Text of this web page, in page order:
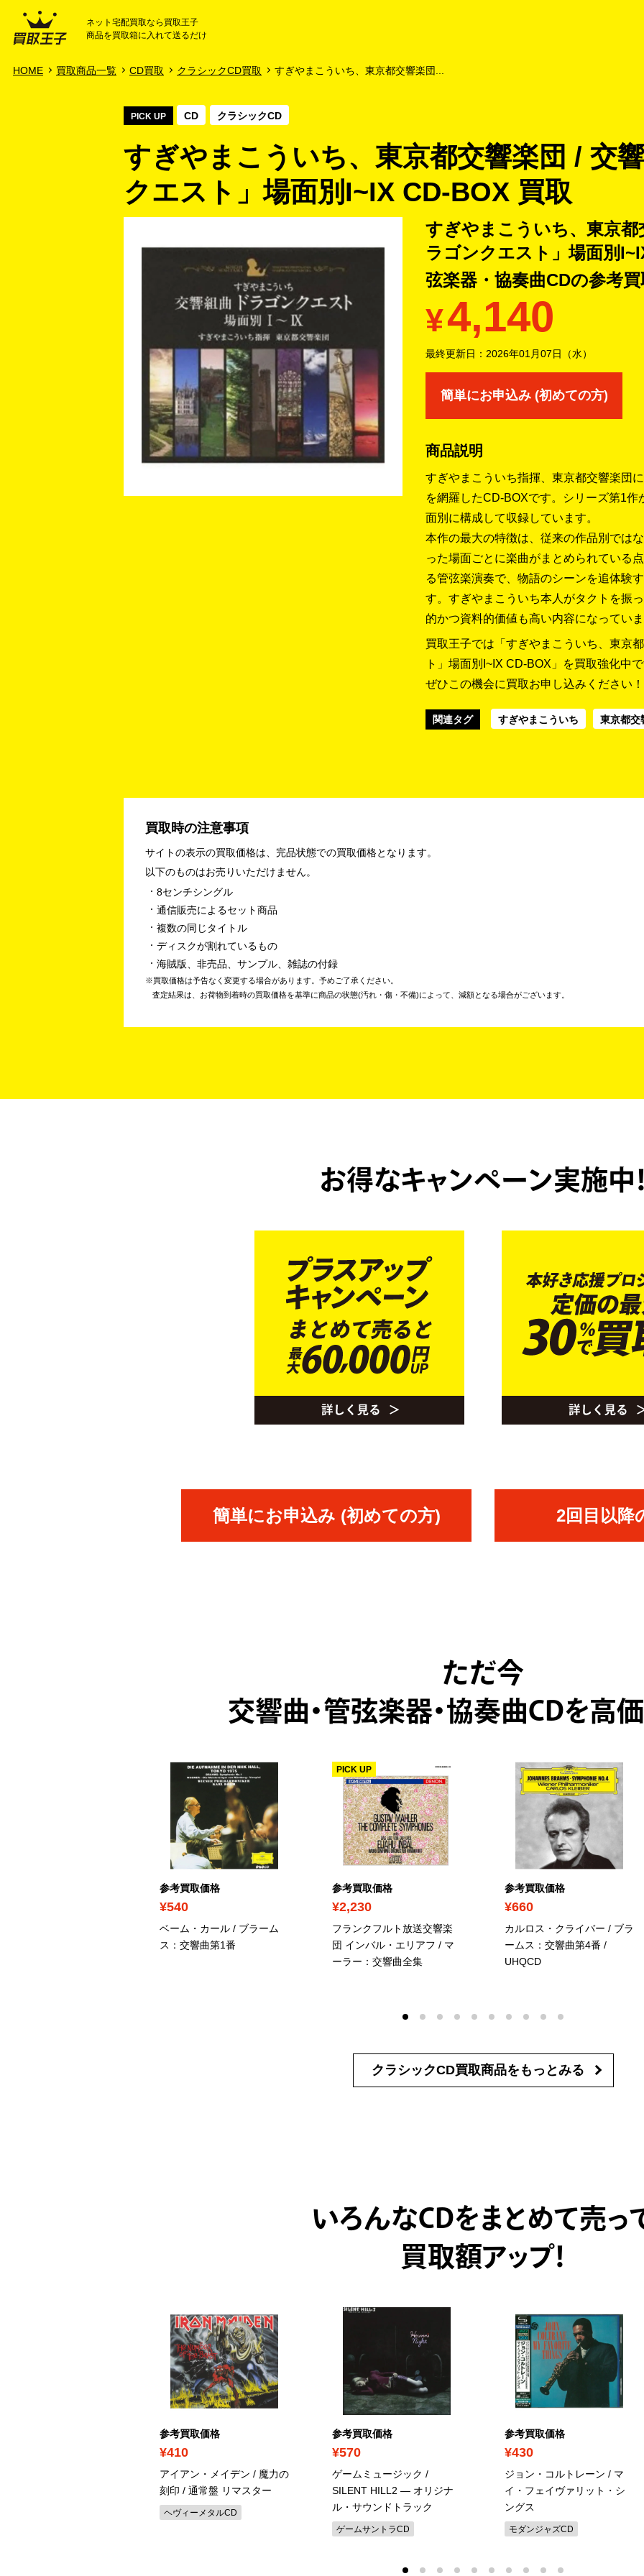
HOME
ネット宅配買取なら買取王子
商品を買取箱に入れて送るだけ
HOME 買取商品一覧 CD買取 クラシックCD買取 すぎやまこういち、東京都交響楽団...
PICK UP CD クラシックCD
すぎやまこういち、東京都交響楽団 / 交
クエスト」場面別I~IX CD-BOX 買取
すぎやまこういち、東京
ラゴンクエスト」場面別
弦楽器・協奏曲CDの参考
¥4,140
最終更新日： 2026年01月07日（水）
簡単にお申込み (初めての方)
商品説明
すぎやまこういち指揮、東京都交響楽団
を網羅したCD-BOXです。シリーズ第1
面別に構成して収録しています。
本作の最大の特徴は、従来の作品別では
った場面ごとに楽曲がまとめられている
る管弦楽演奏で、物語のシーンを追体験
す。すぎやまこういち本人がタクトを振
的かつ資料的価値も高い内容になってい
買取王子では「すぎやまこういち、東京
ト」場面別I~IX CD-BOX」を買取強化中
ぜひこの機会に買取お申し込みください！
関連タグ すぎやまこういち 東京都交
買取時の注意事項
サイトの表示の買取価格は、完品状態での買取価格となります。
以下のものはお売りいただけません。
8センチシングル
通信販売によるセット商品
複数の同じタイトル
ディスクが割れているもの
海賊版、非売品、サンプル、雑誌の付録
買取価格は予告なく変更する場合があります。予めご了承ください。
査定結果は、お荷物到着時の買取価格を基準に商品の状態(汚れ・傷・不備)によって、減額となる場合がございます。
お得なキャンペーン実施中
簡単にお申込み (初めての方) 2回目以降
ただ今
交響曲・管弦楽器・協奏曲CDを高
参考買取価格
¥540
ベーム・カール / ブラーム
ス：交響曲第1番
参考買取価格
¥2,230
PICK UP
フランクフルト放送交響楽
団 インバル・エリアフ / マ
ーラー：交響曲全集
参考買取価格
¥660
カルロス・クライバー / ブラ
ームス：交響曲第4番 /
UHQCD
クラシックCD買取商品を もっとみる
いろんなCDをまとめて売っ
買取額アップ！
参考買取価格
¥410
アイアン・メイデン / 魔力の
刻印 / 通常盤 リマスター
ヘヴィーメタルCD
参考買取価格
¥570
ゲームミュージック /
SILENT HILL2 ― オリジナ
ル・サウンドトラック
ゲームサントラCD
参考買取価格
¥430
ジョン・コルトレーン / マ
イ・フェイヴァリット・シ
ングス
モダンジャズCD